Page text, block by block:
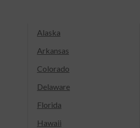
Alaska
Arkansas
Colorado
Delaware
Florida
Hawaii